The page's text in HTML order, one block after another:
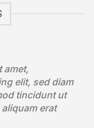
amet,
elit, sed diam
tincidunt ut
erat